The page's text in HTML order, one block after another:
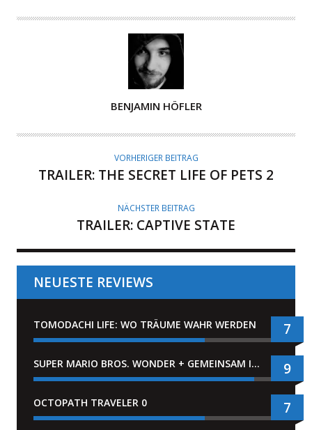
T
BENJAMIN HÖFLER
VORHERIGER BEITRAG
TRAILER: THE SECRET LIFE OF PETS 2
NÄCHSTER BEITRAG
TRAILER: CAPTIVE STATE
NEUESTE REVIEWS
TOMODACHI LIFE: WO TRÄUME WAHR WERDEN 7
SUPER MARIO BROS. WONDER + GEMEINSAM IM BELLABEL-PARK 9
OCTOPATH TRAVELER 0 7